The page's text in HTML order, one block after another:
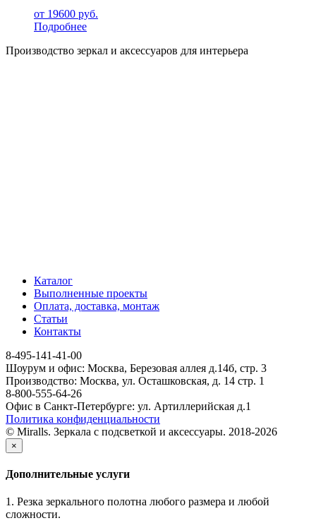
от 19600 руб.
Подробнее
Производство зеркал и аксессуаров для интерьера
Каталог
Выполненные проекты
Оплата, доставка, монтаж
Статьи
Контакты
8-495-141-41-00
Шоурум и офис: Москва, Березовая аллея д.14б, стр. 3
Производство: Москва, ул. Осташковская, д. 14 стр. 1
8-800-555-64-26
Офис в Санкт-Петербурге: ул. Артиллерийская д.1
Политика конфиденциальности
© Miralls. Зеркала с подсветкой и аксессуары. 2018-2026
×
Дополнительные услуги
1. Резка зеркального полотна любого размера и любой
сложности.